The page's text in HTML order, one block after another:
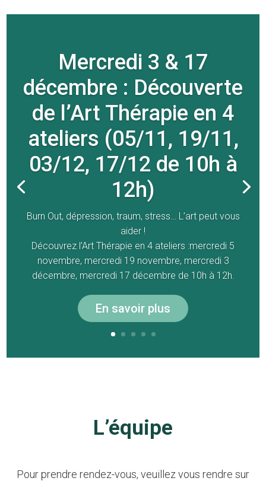
Mercredi 3 & 17
décembre : Découverte
de l’Art Thérapie en 4
ateliers (05/11, 19/11,
03/12, 17/12 de 10h à
12h)
Burn Out, dépression, traum, stress… L’art peut vous
aider !
Découvrez l’Art Thérapie en 4 ateliers :mercredi 5
novembre, mercredi 19 novembre, mercredi 3
décembre, mercredi 17 décembre de 10h à 12h.
En savoir plus
L’équipe
Pour prendre rendez-vous, veuillez vous rendre sur